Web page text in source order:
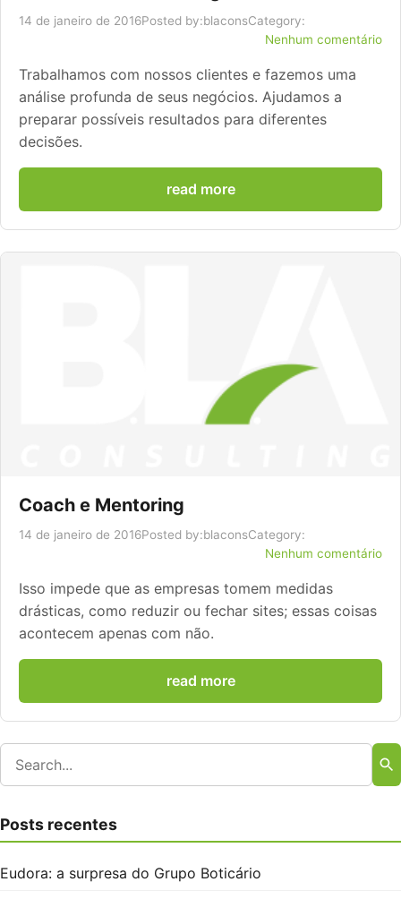
14 de janeiro de 2016Posted by:blaconsCategory:
Nenhum comentário
Trabalhamos com nossos clientes e fazemos uma
análise profunda de seus negócios. Ajudamos a
preparar possíveis resultados para diferentes
decisões.
read more
Coach e Mentoring
14 de janeiro de 2016Posted by:blaconsCategory:
Nenhum comentário
Isso impede que as empresas tomem medidas
drásticas, como reduzir ou fechar sites; essas coisas
acontecem apenas com não.
read more
Posts recentes
Eudora: a surpresa do Grupo Boticário